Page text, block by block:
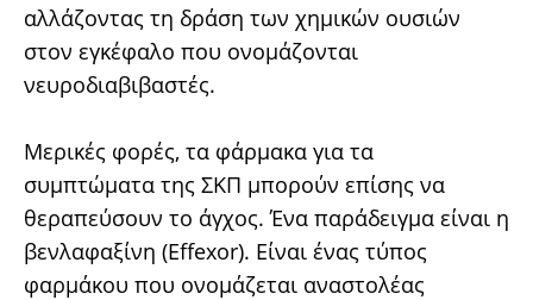
αλλάζοντας τη δράση των χημικών ουσιών
στον εγκέφαλο που ονομάζονται
νευροδιαβιβαστές.
Μερικές φορές, τα φάρμακα για τα
συμπτώματα της ΣΚΠ μπορούν επίσης να
θεραπεύσουν το άγχος. Ένα παράδειγμα είναι η
βενλαφαξίνη (Effexor). Είναι ένας τύπος
φαρμάκου που ονομάζεται αναστολέας